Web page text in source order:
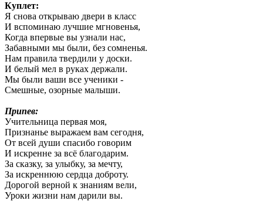
Куплет:
Я снова открываю двери в класс
И вспоминаю лучшие мгновенья,
Когда впервые вы узнали нас,
Забавными мы были, без сомненья.
Нам правила твердили у доски.
И белый мел в руках держали.
Мы были ваши все ученики -
Смешные, озорные малыши.
Припев:
Учительница первая моя,
Признанье выражаем вам сегодня,
От всей души спасибо говорим
И искренне за всё благодарим.
За сказку, за улыбку, за мечту,
За искреннюю сердца доброту.
Дорогой верной к знаниям вели,
Уроки жизни нам дарили вы.